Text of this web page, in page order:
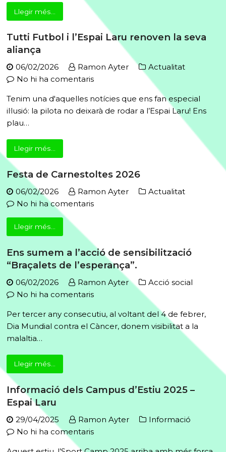
Llegir més...
Tutti Futbol i l’Espai Laru renoven la seva
aliança
06/02/2026 Ramon Ayter
Actualitat
No hi ha comentarisa
Futbol
i
seva
aliança
Tenim una d'aquelles notícies que ens fan especial
il·lusió: la pilota no deixarà de rodar a l’Espai Laru! Ens
plau…
Llegir més...
Festa de Carnestoltes 2026
06/02/2026 Ramon Ayter
Actualitat
No hi ha comentarisa
2026
Llegir més...
Ens sumem a l’acció de sensibilització
“Braçalets de l’esperança”.
06/02/2026 Ramon Ayter
Acció social
No hi ha comentarisa
sumem
a
de
Per tercer any consecutiu, al voltant del 4 de febrer,
Dia Mundial contra el Càncer, donem visibilitat a la
malaltia…
Llegir més...
Informació dels Campus d’Estiu 2025 –
Espai Laru
29/04/2025 Ramon Ayter
Informació
No hi ha comentarisa